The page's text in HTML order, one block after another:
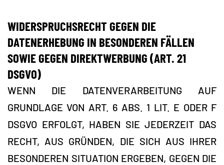
WIDERSPRUCHSRECHT GEGEN DIE
DATENERHEBUNG IN BESONDEREN FÄLLEN
SOWIE GEGEN DIREKTWERBUNG (ART. 21
DSGVO)
WENN DIE DATENVERARBEITUNG AUF
GRUNDLAGE VON ART. 6 ABS. 1 LIT. E ODER F
DSGVO ERFOLGT, HABEN SIE JEDERZEIT DAS
RECHT, AUS GRÜNDEN, DIE SICH AUS IHRER
BESONDEREN SITUATION ERGEBEN, GEGEN DIE